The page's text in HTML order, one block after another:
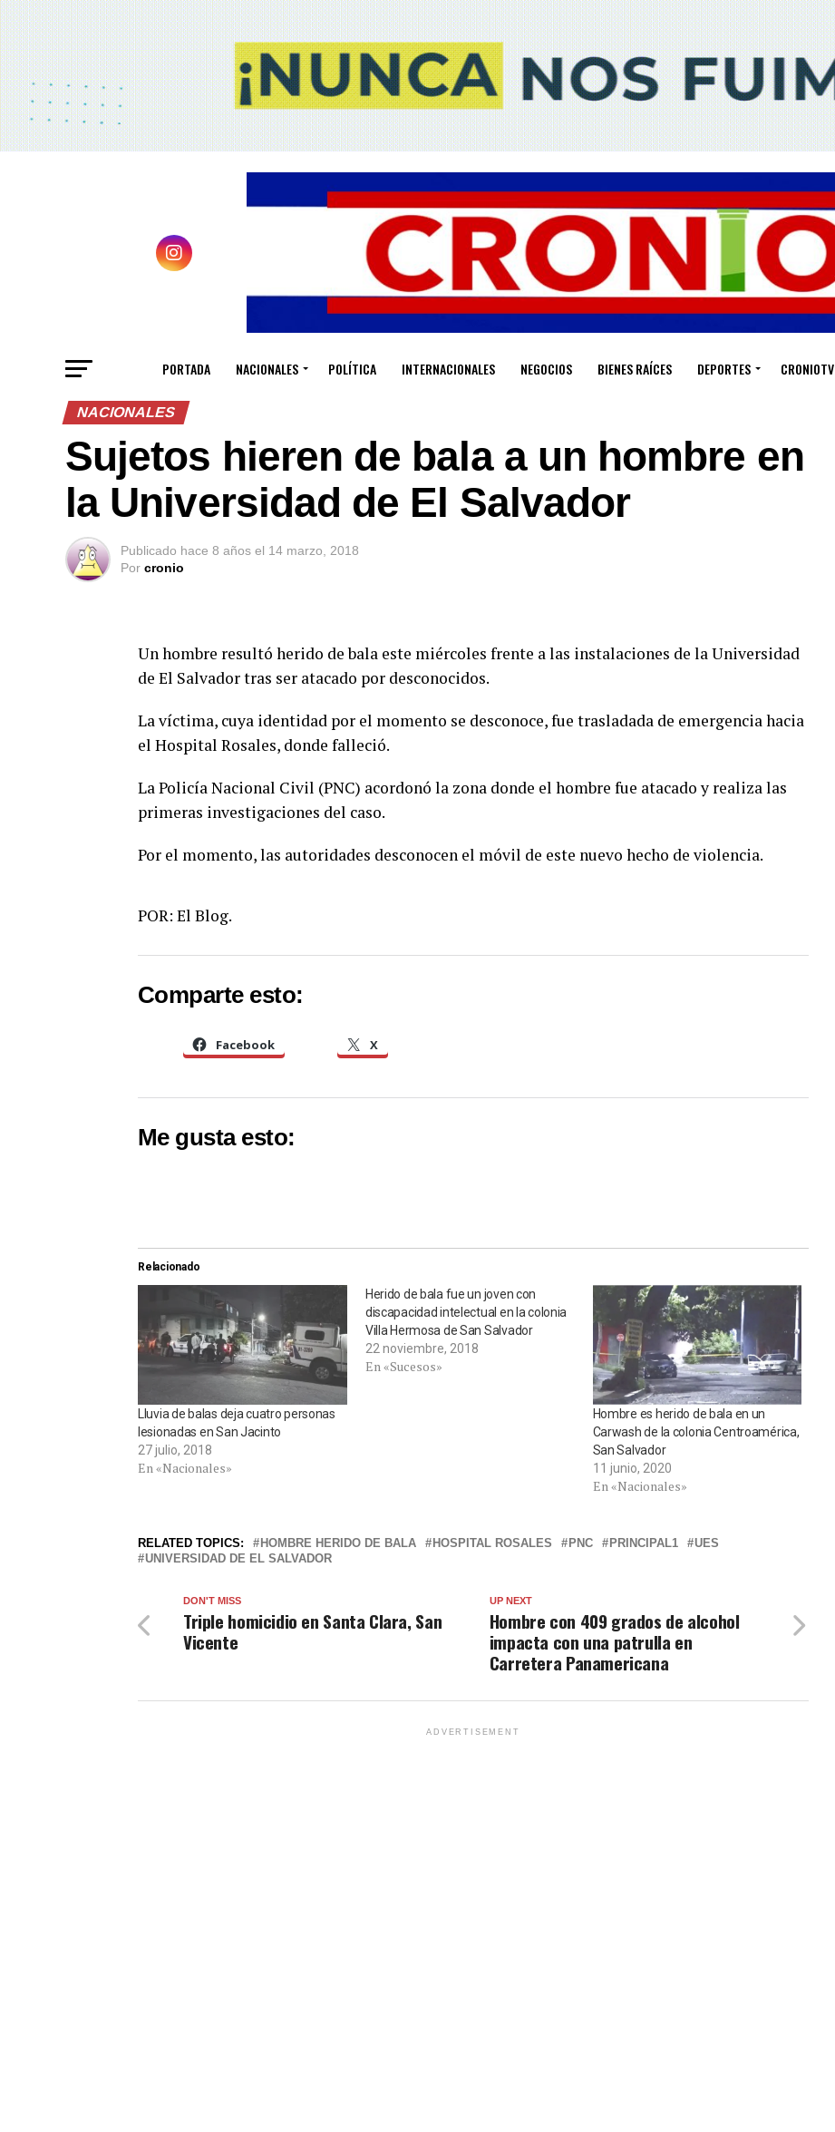
PORTADA NACIONALES POLÍTICA INTERNACIONALES NEGOCIOS BIENES RAÍCES DEPORTES CRONIOTV
NACIONALES
Sujetos hieren de bala a un hombre en
la Universidad de El Salvador
Publicado hace 8 años el 14 marzo, 2018
Por cronio
Un hombre resultó herido de bala este miércoles frente a las instalaciones de la Universidad
de El Salvador tras ser atacado por desconocidos.
La víctima, cuya identidad por el momento se desconoce, fue trasladada de emergencia hacia
el Hospital Rosales, donde falleció.
La Policía Nacional Civil (PNC) acordonó la zona donde el hombre fue atacado y realiza las
primeras investigaciones del caso.
Por el momento, las autoridades desconocen el móvil de este nuevo hecho de violencia.
POR: El Blog.
Comparte esto:
Facebook X
Me gusta esto:
Relacionado
Lluvia de balas deja cuatro personas
lesionadas en San Jacinto
27 julio, 2018
En «Nacionales»
Herido de bala fue un joven con
discapacidad intelectual en la colonia
Villa Hermosa de San Salvador
22 noviembre, 2018
En «Sucesos»
Hombre es herido de bala en un
Carwash de la colonia Centroamérica,
San Salvador
11 junio, 2020
En «Nacionales»
RELATED TOPICS: HOMBRE HERIDO DE BALA HOSPITAL ROSALES PNC PRINCIPAL1
UES
UNIVERSIDAD DE EL SALVADOR
UP NEXT
Hombre con 409 grados de alcohol
impacta con una patrulla en
Carretera Panamericana
DON'T MISS
Triple homicidio en Santa Clara, San
Vicente
ADVERTISEMENT